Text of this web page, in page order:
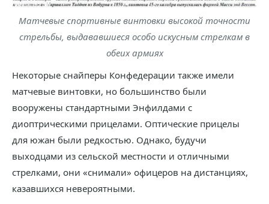
Матчевые спортивные винтовки высокой точности
стрельбы, выдававшиеся особо искусным стрелкам в
обеих армиях
Некоторые снайперы Конфедерации также имели
матчевые винтовки, но большинство были
вооружены стандартными Энфилдами с
диоптрическими прицелами. Оптические прицелы
для южан были редкостью. Однако, будучи
выходцами из сельской местности и отличными
стрелками, они «снимали» офицеров на дистанциях,
казавшихся невероятными.